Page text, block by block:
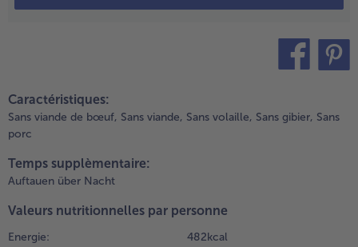
vif
un
les
faites
le
Caractéristiques:
Sans viande de bœuf, Sans viande, Sans volaille, Sans gibier, Sans
porc
Temps supplèmentaire:
Auftauen über Nacht
Valeurs nutritionnelles par personne
Energie: 482 kcal